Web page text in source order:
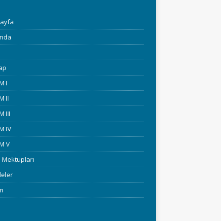
I
II
III
IV
V